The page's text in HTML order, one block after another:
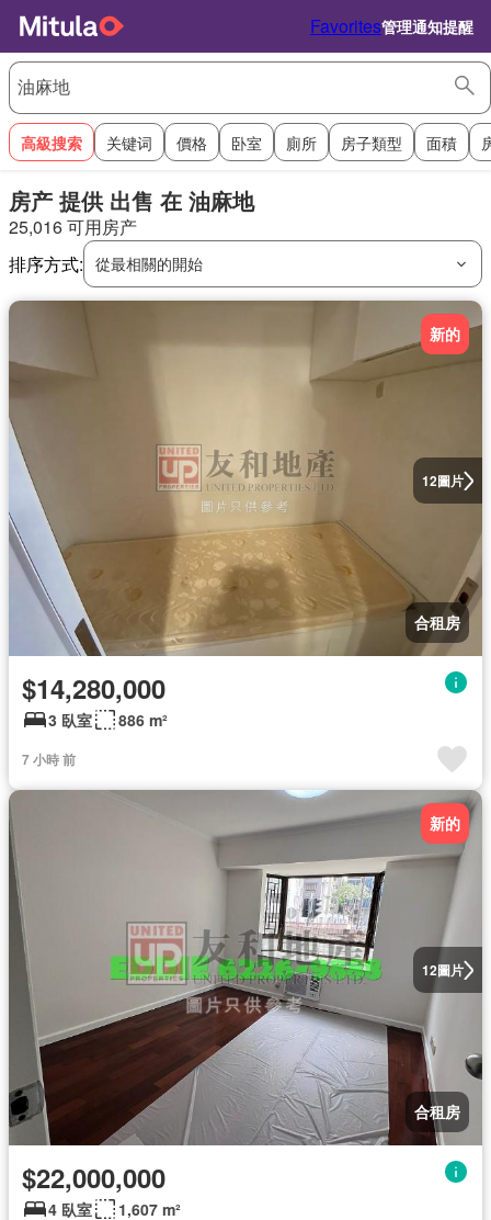
Favorites管理通知提醒
高級搜索 关键词 價格 卧室 廁所 房子類型 面積
房产 提供 出售 在 油麻地
25,016 可用房产
排序方式: 從最相關的開始
12圖片
新的
合租房
$14,280,000
3 臥室 886 m²
7 小時 前
12圖片
新的
合租房
$22,000,000
4 臥室 1,607 m²